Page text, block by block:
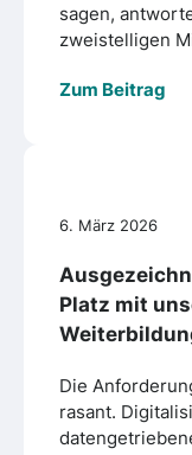
sagen,
zweistelligen
Zum Beitrag
6. März 2026
Platz mit
Die
rasant.